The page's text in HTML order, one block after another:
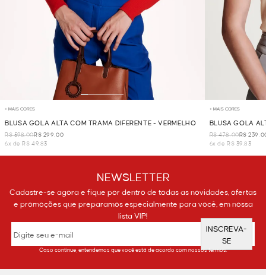
+ MAIS CORES
BLUSA GOLA ALTA COM TRAMA DIFERENTE - VERMELHO
R$ 598,00R$ 299,00
6x de R$ 49,83
+ MAIS CORES
BLUSA GOLA
R$ 478,00R$
6x de R$ 39,83
NEWSLETTER
Cadastre-se agora e fique por dentro de todas as novidades, ofertas
e promoções que preparamos especialmente para você, em nossa
lista VIP!
INSCREVA-
SE
Caso continue, entendemos que você está de acordo com nossos termos.